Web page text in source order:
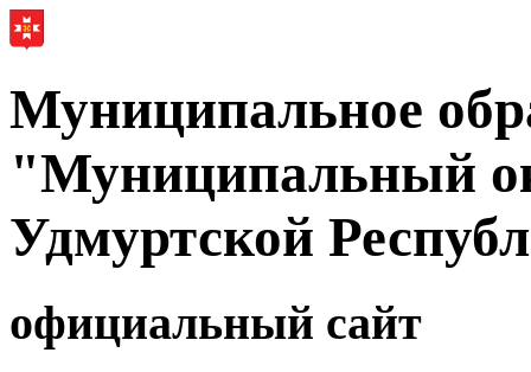
Муниципальное
"Муниципальный
Удмуртской
официальный сайт